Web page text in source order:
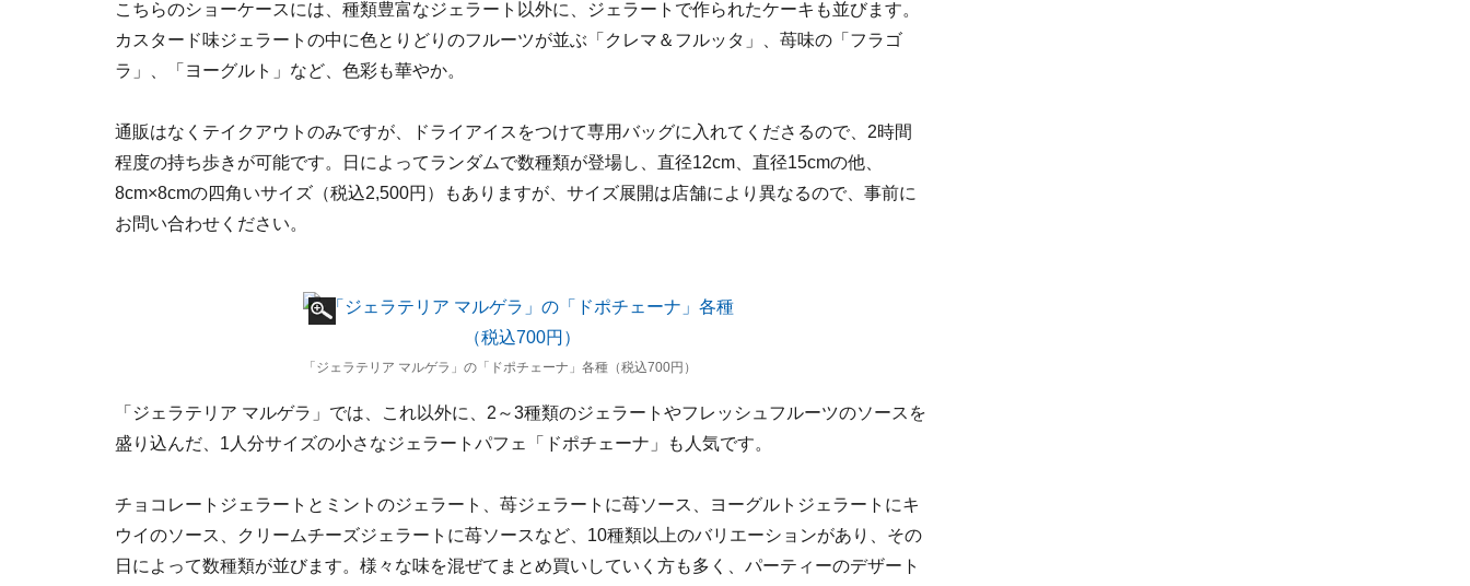
こちらのショーケースには、種類豊富なジェラート以外に、ジェラートで作られたケーキも並びます。
カスタード味ジェラートの中に色とりどりのフルーツが並ぶ「クレマ＆フルッタ」、苺味の「フラゴ
ラ」、「ヨーグルト」など、色彩も華やか。
通販はなくテイクアウトのみですが、ドライアイスをつけて専用バッグに入れてくださるので、2時間
程度の持ち歩きが可能です。日によってランダムで数種類が登場し、直径12cm、直径15cmの他、
8cm×8cmの四角いサイズ（税込2,500円）もありますが、サイズ展開は店舗により異なるので、事前に
お問い合わせください。
「ジェラテリア マルゲラ」の「ドポチェーナ」各種（税込700円）
「ジェラテリア マルゲラ」では、これ以外に、2～3種類のジェラートやフレッシュフルーツのソースを
盛り込んだ、1人分サイズの小さなジェラートパフェ「ドポチェーナ」も人気です。
チョコレートジェラートとミントのジェラート、苺ジェラートに苺ソース、ヨーグルトジェラートにキ
ウイのソース、クリームチーズジェラートに苺ソースなど、10種類以上のバリエーションがあり、その
日によって数種類が並びます。様々な味を混ぜてまとめ買いしていく方も多く、パーティーのデザート